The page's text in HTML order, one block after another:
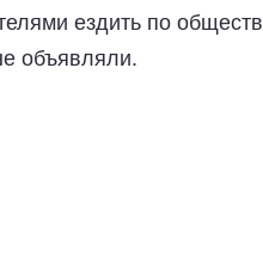
ездить по
объявляли.